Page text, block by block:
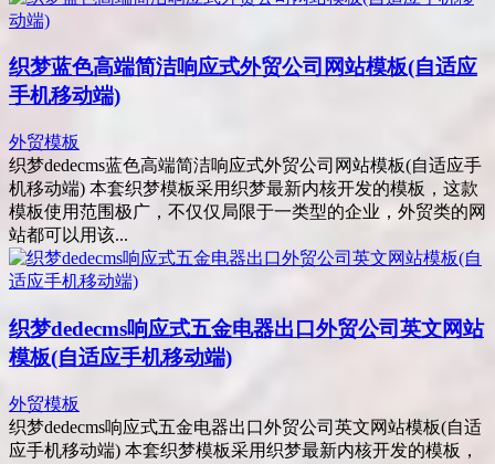
织梦蓝色高端简洁响应式外贸公司网站模板(自适应
手机移动端)
外贸模板
织梦dedecms蓝色高端简洁响应式外贸公司网站模板(自适应手
机移动端) 本套织梦模板采用织梦最新内核开发的模板，这款
模板使用范围极广，不仅仅局限于一类型的企业，外贸类的网
站都可以用该...
织梦dedecms响应式五金电器出口外贸公司英文网站
模板(自适应手机移动端)
外贸模板
织梦dedecms响应式五金电器出口外贸公司英文网站模板(自适
应手机移动端) 本套织梦模板采用织梦最新内核开发的模板，